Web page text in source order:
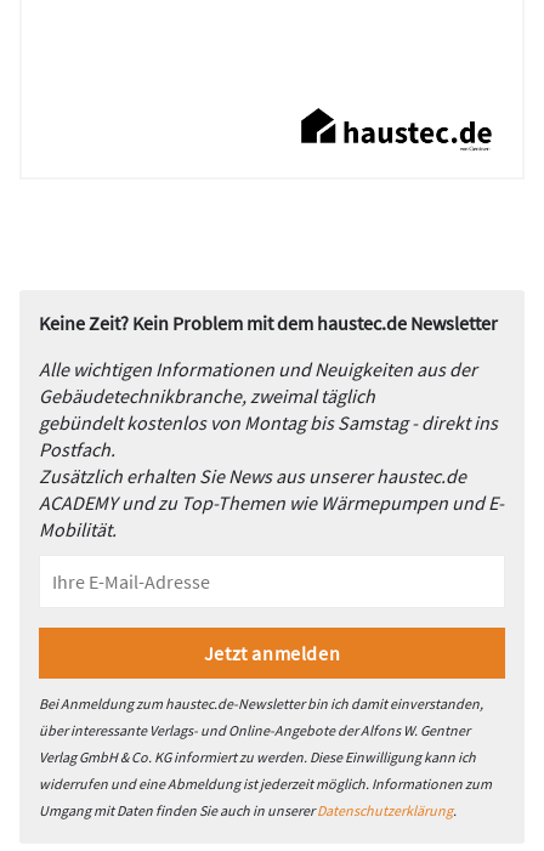
Keine Zeit? Kein Problem mit dem haustec.de Newsletter
Alle wichtigen Informationen und Neuigkeiten aus der
Gebäudetechnikbranche, zweimal täglich
gebündelt kostenlos von Montag bis Samstag - direkt ins
Postfach.
Zusätzlich erhalten Sie News aus unserer haustec.de
ACADEMY und zu Top-Themen wie Wärmepumpen und E-
Mobilität.
Bei Anmeldung zum haustec.de-Newsletter bin ich damit einverstanden,
über interessante Verlags- und Online-Angebote der Alfons W. Gentner
Verlag GmbH & Co. KG informiert zu werden. Diese Einwilligung kann ich
widerrufen und eine Abmeldung ist jederzeit möglich. Informationen zum
Umgang mit Daten finden Sie auch in unsererDatenschutzerklärung.